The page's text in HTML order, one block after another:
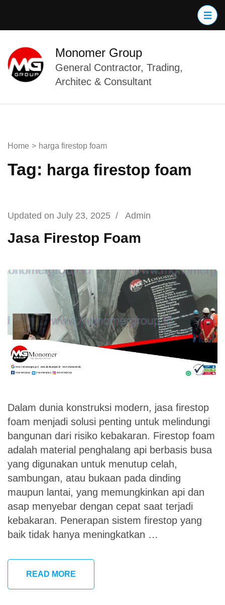
(Press
Enter)
Monomer Group
General Contractor, Trading,
Architec & Consultant
Home > harga firestop foam
Tag: harga firestop foam
Updated on July 23, 2025 / Admin
Jasa Firestop Foam
Dalam dunia konstruksi modern, jasa firestop
foam menjadi solusi penting untuk melindungi
bangunan dari risiko kebakaran. Firestop foam
adalah material penghalang api berbasis busa
yang digunakan untuk menutup celah,
sambungan, atau bukaan pada dinding
maupun lantai, yang memungkinkan api dan
asap menyebar dengan cepat saat terjadi
kebakaran. Penerapan sistem firestop yang
baik tidak hanya meningkatkan …
READ MORE